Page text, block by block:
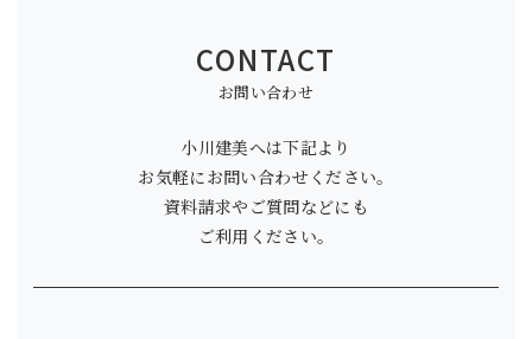
CONTACT
お問い合わせ
小川建美へは下記より
お気軽にお問い合わせください。
資料請求やご質問などにも
ご利用ください。